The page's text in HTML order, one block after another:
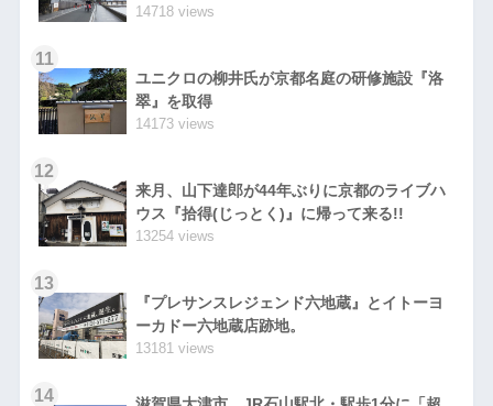
14718 views
11
ユニクロの柳井氏が京都名庭の研修施設『洛
翠』を取得
14173 views
12
来月、山下達郎が44年ぶりに京都のライブハ
ウス『拾得(じっとく)』に帰って来る!!
13254 views
13
『プレサンスレジェンド六地蔵』とイトーヨ
ーカドー六地蔵店跡地。
13181 views
14